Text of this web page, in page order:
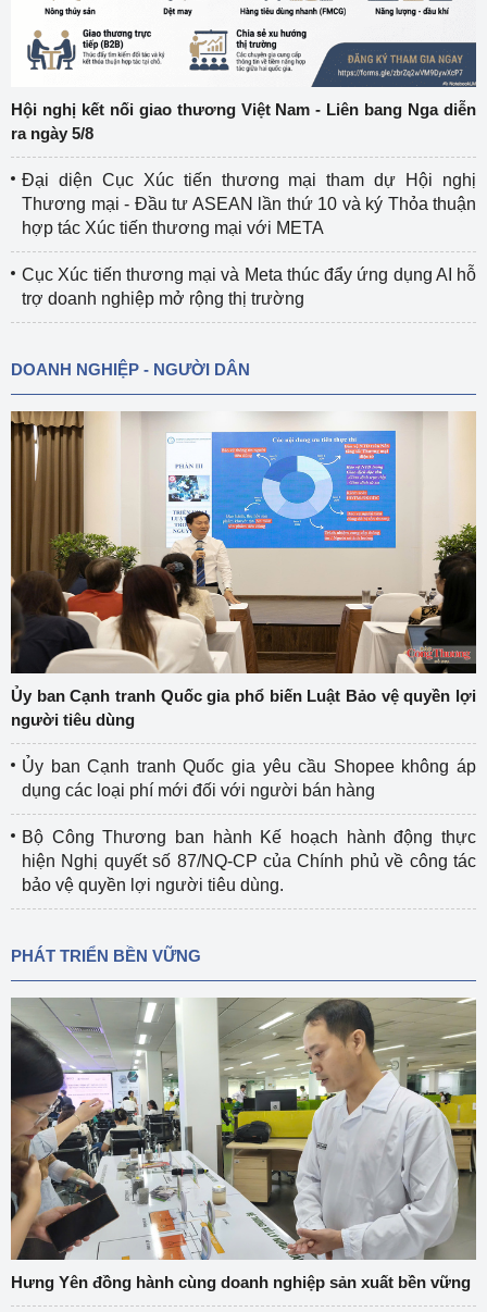
Hội nghị kết nối giao thương Việt Nam - Liên bang Nga diễn
ra ngày 5/8
Đại diện Cục Xúc tiến thương mại tham dự Hội nghị
Thương mại - Đầu tư ASEAN lần thứ 10 và ký Thỏa thuận
hợp tác Xúc tiến thương mại với META
Cục Xúc tiến thương mại và Meta thúc đẩy ứng dụng AI hỗ
trợ doanh nghiệp mở rộng thị trường
DOANH NGHIỆP - NGƯỜI DÂN
Ủy ban Cạnh tranh Quốc gia phổ biến Luật Bảo vệ quyền lợi
người tiêu dùng
Ủy ban Cạnh tranh Quốc gia yêu cầu Shopee không áp
dụng các loại phí mới đối với người bán hàng
Bộ Công Thương ban hành Kế hoạch hành động thực
hiện Nghị quyết số 87/NQ-CP của Chính phủ về công tác
bảo vệ quyền lợi người tiêu dùng.
PHÁT TRIỂN BỀN VỮNG
Hưng Yên đồng hành cùng doanh nghiệp sản xuất bền vững